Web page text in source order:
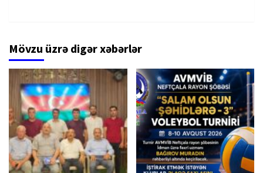
Mövzu üzrə digər xəbərlər